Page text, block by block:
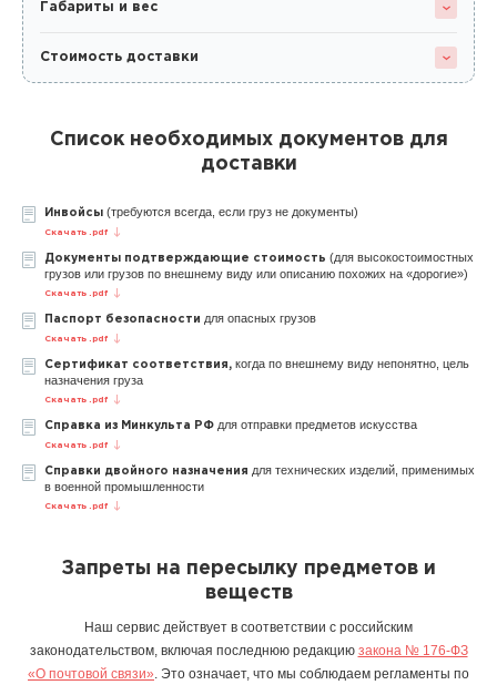
Габариты и вес
Стоимость доставки
Список необходимых документов для
доставки
Инвойсы (требуются всегда, если груз не документы)
Скачать .pdf
Документы подтверждающие стоимость (для высокостоимостных
грузов или грузов по внешнему виду или описанию похожих на «дорогие»)
Скачать .pdf
Паспорт безопасности для опасных грузов
Скачать .pdf
Сертификат соответствия, когда по внешнему виду непонятно, цель
назначения груза
Скачать .pdf
Справка из Минкульта РФ для отправки предметов искусства
Скачать .pdf
Справки двойного назначения для технических изделий, применимых
в военной промышленности
Скачать .pdf
Запреты на пересылку предметов и
веществ
Наш сервис действует в соответствии с российским
законодательством, включая последнюю редакцию закона № 176-ФЗ
«О почтовой связи». Это означает, что мы соблюдаем регламенты по